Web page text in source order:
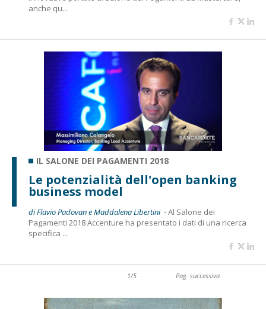
anche qu...
IL SALONE DEI PAGAMENTI 2018
Le potenzialità dell'open banking
business model
di Flavio Padovan e Maddalena Libertini -Al Salone dei
Pagamenti 2018 Accenture ha presentato i dati di una ricerca
specifica ...
1/5 Pag. successiva